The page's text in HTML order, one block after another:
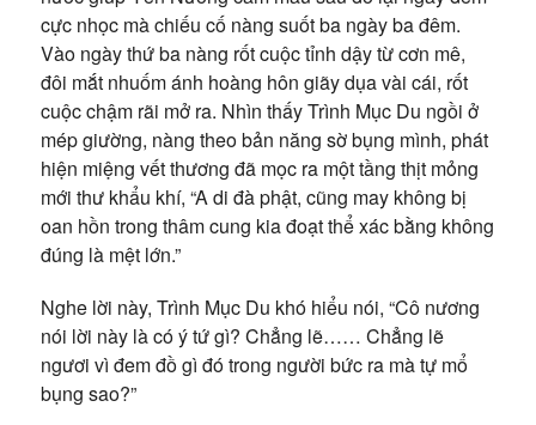
cực nhọc mà chiếu cố nàng suốt ba ngày ba đêm.
Vào ngày thứ ba nàng rốt cuộc tỉnh dậy từ cơn mê,
đôi mắt nhuốm ánh hoàng hôn giãy dụa vài cái, rốt
cuộc chậm rãi mở ra. Nhìn thấy Trình Mục Du ngồi ở
mép giường, nàng theo bản năng sờ bụng mình, phát
hiện miệng vết thương đã mọc ra một tầng thịt mỏng
mới thư khẩu khí, “A di đà phật, cũng may không bị
oan hồn trong thâm cung kia đoạt thể xác bằng không
đúng là mệt lớn.”
Nghe lời này, Trình Mục Du khó hiểu nói, “Cô nương
nói lời này là có ý tứ gì? Chẳng lẽ…… Chẳng lẽ
ngươi vì đem đồ gì đó trong người bức ra mà tự mổ
bụng sao?”